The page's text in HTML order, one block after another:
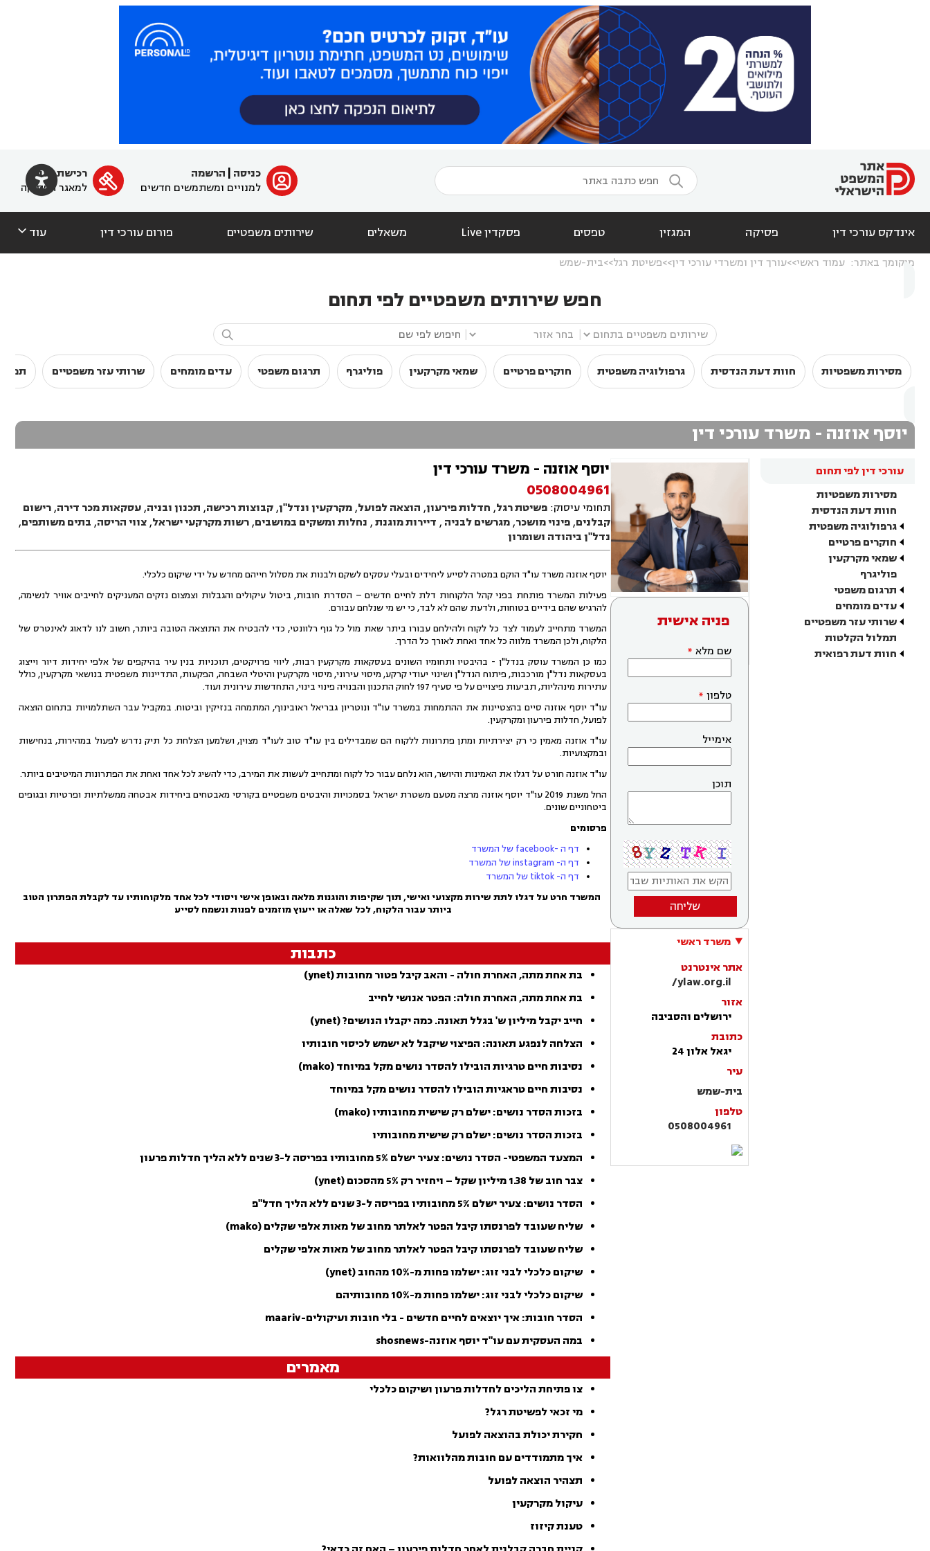
  ﱐ כניסה
הרשמה
למנויים ומשתמשים חדשים

רכישת מנוי
למאגר הפסיקה
אינדקס עורכי דין פסיקה המגזין טפסים פסקדין Live משאלים שירותים משפטיים פורום עורכי דין עוד 
מיקומך באתר: עמוד ראשי עורך דין ומשרדי עורכי דין פשיטת רגל בית-שמש
חפש שירותים משפטיים לפי תחום

מסירות משפטיות חוות דעת הנדסית גרפולוגיה משפטית חוקרים פרטיים שמאי מקרקעין פוליגרף תרגום משפטי עדים מומחים שרותי עזר משפטיים
יוסף אוזנה - משרד עורכי דין
עורכי דין לפי תחום
מסירות משפטיות
חוות דעת הנדסית
גרפולוגיה משפטית
חוקרים פרטיים
שמאי מקרקעין
פוליגרף
תרגום משפטי
עדים מומחים
שרותי עזר משפטיים
תמלול הקלטות
חוות דעת רפואית
פניה אישית
שם מלא
טלפון
אימייל
תוכן
שליחה
משרד ראשי
אתר אינטרנט
ylaw.org.il/
אזור
ירושלים והסביבה
כתובת
יגאל אלון 24
עיר
בית-שמש
טלפון
0508004961
יוסף אוזנה - משרד עורכי דין
0508004961
תחומי עיסוק: פשיטת רגל, חדלות פירעון, הוצאה לפועל,מקרקעין ונדל"ן,קבוצות רכישה, תכנון ובניה,עסקאות מכר דירה,רישום
קבלנים,פינוי מושכר,מגרשים לבניה , דיירות מוגנת, נחלות ומשקים במושבים,רשות מקרקעי ישראל,צווי הריסה, בתים משותפים,
נדל"ן ביהודה ושומרון
יוסף אוזנה משרד עו"ד הוקם במטרה לסייע ליחידים ובעלי עסקים לשקם ולבנות את מסלול חייהם מחדש על ידי שיקום כלכלי.
פעילות המשרד פותחת בפני קהל הלקוחות דלת לחיים חדשים – הסדרת חובות, ביטול עיקולים והגבלות וצמצום נזקים המעניקים לחייבים אוויר לנשימה,
להרגיש שהם בידיים בטוחות, ולדעת שהם לא לבד, כי יש מי שנלחם עבורם.
המשרד מתחייב לעמוד לצד כל לקוח ולהילחם עבורו ביתר שאת מול כל גוף רלוונטי, כדי להבטיח את התוצאה הטובה ביותר, חשוב לנו לדאוג לאינטרס של
הלקוח, ולכן המשרד מלווה כל אחד ואחת לאורך כל הדרך.
כמו כן המשרד עוסק בנדל"ן - בהיבטיו ותחומיו השונים בעסקאות מקרקעין רבות, ליווי פרויקטים, תוכניות בנין עיר בהיקפים של אלפי יחידות דיור וייצוג
בעסקאות נדל"ן מורכבות, פיתוח הנדל"ן ושינוי יעודי קרקע, מיסוי עירוני, מיסוי מקרקעין והיטלי השבחה, הפקעות, התדיינות משפטית בנושאי מקרקעין, כולל
עתירות מינהליות, תביעות פיצויים על פי סעיף 197 לחוק התכנון והבנויה פינוי בינוי, התחדשות עירונית ועוד.
עו"ד יוסף אוזנה סיים בהצטיינות את ההתמחות במשרד עו"ד ונוטריון גבריאל ראובינוף, המתמחה בנזיקין וביטוח. במקביל עבר השתלמויות בתחום הוצאה
לפועל, חדלות פירעון ומקרקעין.
עו"ד אוזנה מאמין כי רק יצירתיות ומתן פתרונות ללקוח הם שמבדילים בין עו"ד טוב לעו"ד מצוין, ושלמען הצלחת כל תיק נדרש לפעול במהירות, בנחישות
ובמקצועיות.
עו"ד אוזנה חורט על דגלו את האמינות והיושר, הוא נלחם עבור כל לקוח ומתחייב לעשות את המירב, כדי להשיג לכל אחד ואחת את הפתרונות המיטיבים ביותר.
החל משנת 2019 עו"ד יוסף אוזנה מרצה מטעם משטרת ישראל בסמכויות והיבטים משפטיים בקורסי מאבטחים ביחידות אבטחה ממשלתיות ופרטיות ובגופים
ביטחוניים שונים.
פרסומים
דף ה -facebook של המשרד
דף ה- instagram של המשרד
דף ה- tiktok של המשרד
המשרד חרט על דגלו לתת שירות מקצועי ואישי, תוך שקיפות והוגנות מלאה ובאופן אישי ויסודי לכל אחד מלקוחותיו עד לקבלת הפתרון הטוב
ביותר עבור הלקוח, לכל שאלה או ייעוץ מוזמנים לפנות ונשמח לסייע
כתבות
בת אחת מתה, האחרת חולה - והאב קיבל פטור מחובות (ynet)
בת אחת מתה, האחרת חולה: הפטר אנושי לחייב
חייב יקבל מיליון ש' בגלל תאונה. כמה יקבלו הנושים? (ynet)
הצלחה לנפגע תאונה: הפיצוי שיקבל לא ישמש לכיסוי חובותיו
נסיבות חיים טרגיות הובילו להסדר נושים מקל במיוחד (mako)
נסיבות חיים טראגיות הובילו להסדר נושים מקל במיוחד
בזכות הסדר נושים: ישלם רק שישית מחובותיו (mako)
בזכות הסדר נושים: ישלם רק שישית מחובותיו
המצעד המשפטי- הסדר נושים: צעיר ישלם 5% מחובותיו בפריסה ל-3 שנים ללא הליך חדלות פרעון
צבר חוב של 1.38 מיליון שקל – ויחזיר רק 5% מהסכום (ynet)
הסדר נושים: צעיר ישלם 5% מחובותיו בפריסה ל-3 שנים ללא הליך חדל"פ
שליח שעובד לפרנסתו קיבל הפטר לאלתר מחוב של מאות אלפי שקלים (mako)
שליח שעובד לפרנסתו קיבל הפטר לאלתר מחוב של מאות אלפי שקלים
שיקום כלכלי לבני זוג: ישלמו פחות מ-10% מהחוב (ynet)
שיקום כלכלי לבני זוג: ישלמו פחות מ-10% מחובותיהם
הסדר חובות: איך יוצאים לחיים חדשים - בלי חובות ועיקולים-maariv
במה העסקית עם עו"ד יוסף אוזנה-shosnews
מאמרים
צו פתיחת הליכים לחדלות פרעון ושיקום כלכלי
מי זכאי לפשיטת רגל?
חקירת יכולת בהוצאה לפועל
איך מתמודדים עם חובות מהלוואות?
תצהיר הוצאה לפועל
עיקול מקרקעין
טענת קיזוז